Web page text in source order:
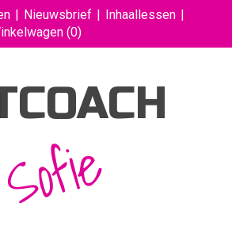
Nieuwsbrief
Inhaallessen
(0)
Sofie